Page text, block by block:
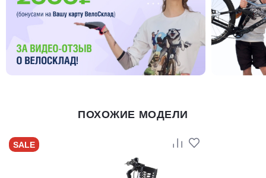
ПОХОЖИЕ МОДЕЛИ
SALE